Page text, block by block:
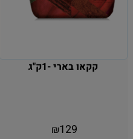
קקאו בארי -1ק"ג
₪129